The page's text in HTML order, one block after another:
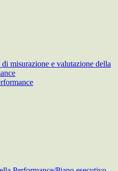
di misurazione e valutazione della